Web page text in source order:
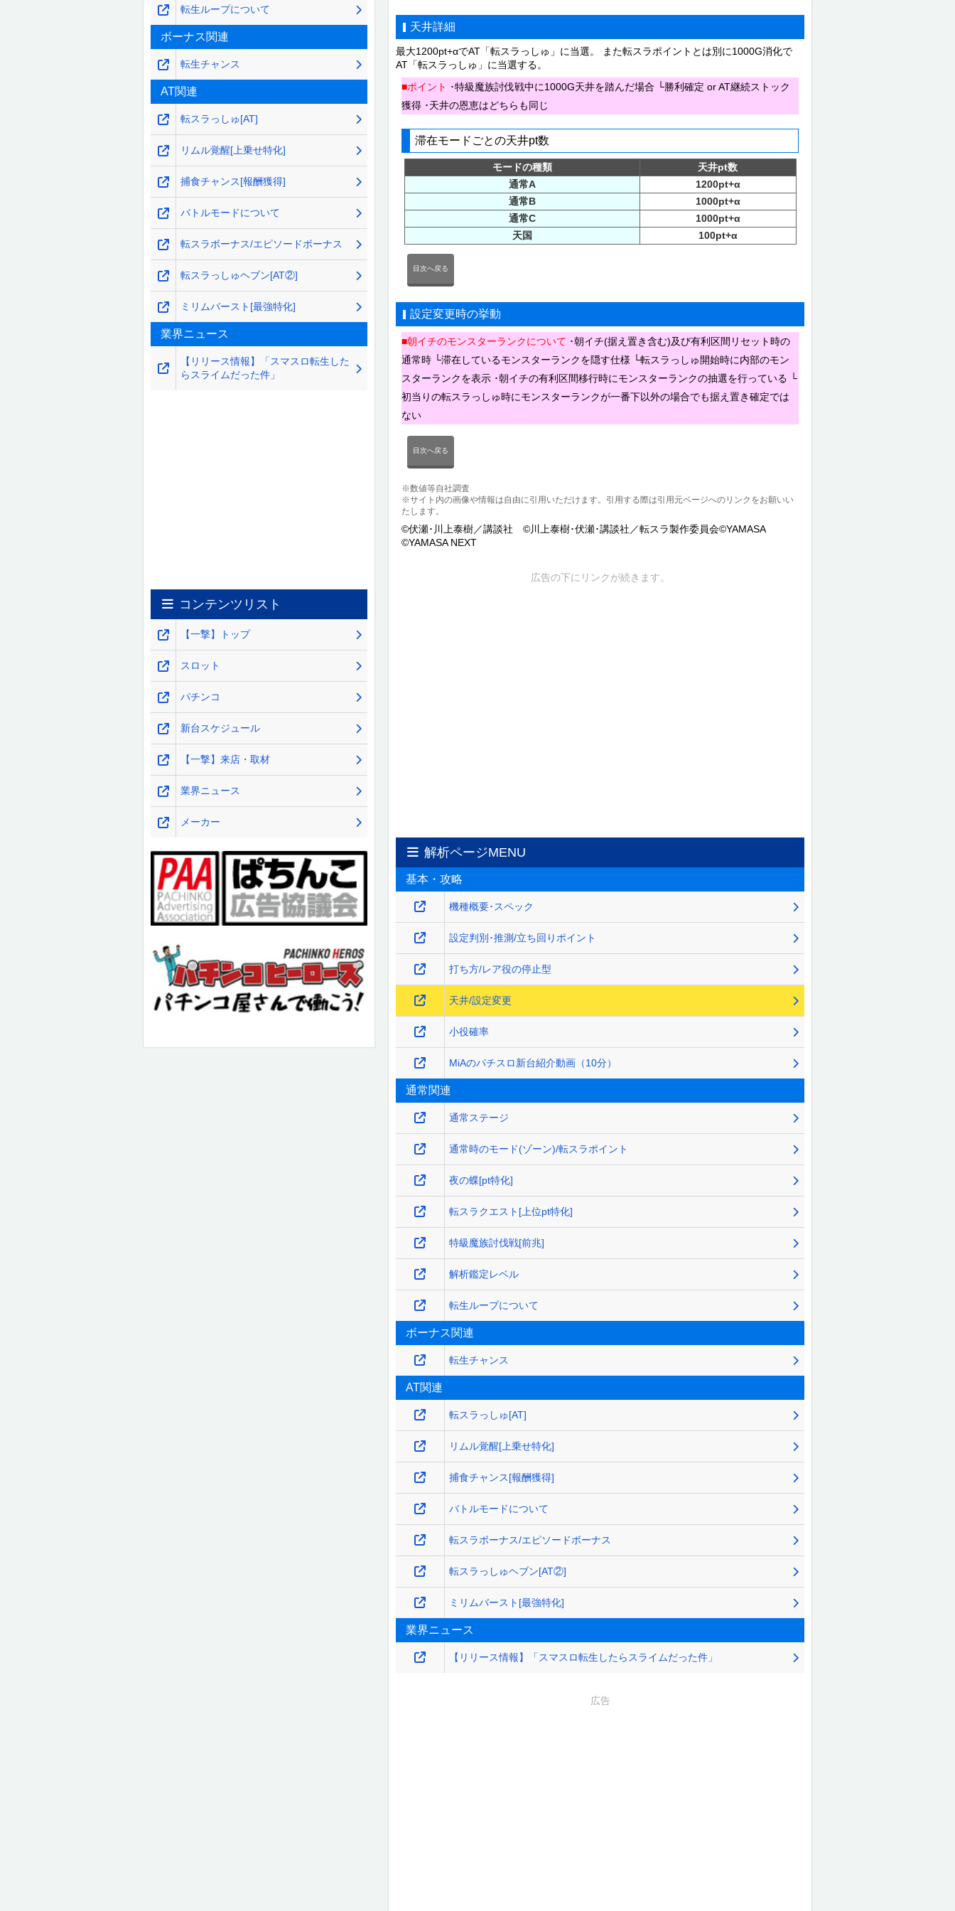
天井詳細
最大1200pt+αでAT「転スラっしゅ」に当選。 また転スラポイントとは別に1000G消化で
AT「転スラっしゅ」に当選する。
■ポイント ･特級魔族討伐戦中に1000G天井を踏んだ場合 └勝利確定 or AT継続ストック
獲得 ･天井の恩恵はどちらも同じ
滞在モードごとの天井pt数
モードの種類
天井pt数
通常A
1200pt+α
通常B
1000pt+α
通常C
1000pt+α
天国
100pt+α
目次へ戻る
設定変更時の挙動
■朝イチのモンスターランクについて ･朝イチ(据え置き含む)及び有利区間リセット時の
通常時 └滞在しているモンスターランクを隠す仕様 └転スラっしゅ開始時に内部のモン
スターランクを表示 ･朝イチの有利区間移行時にモンスターランクの抽選を行っている └
初当りの転スラっしゅ時にモンスターランクが一番下以外の場合でも据え置き確定では
ない
目次へ戻る
※数値等自社調査
※サイト内の画像や情報は自由に引用いただけます。引用する際は引用元ページへのリンクをお願いい
たします。
©伏瀬･川上泰樹／講談社 ©川上泰樹･伏瀬･講談社／転スラ製作委員会©YAMASA
©YAMASA NEXT
広告の下にリンクが続きます。
解析ページMENU
基本・攻略
機種概要･スペック
設定判別･推測/立ち回りポイント
打ち方/レア役の停止型
天井/設定変更
小役確率
MiAのパチスロ新台紹介動画（10分）
通常関連
通常ステージ
通常時のモード(ゾーン)/転スラポイント
夜の蝶[pt特化]
転スラクエスト[上位pt特化]
特級魔族討伐戦[前兆]
解析鑑定レベル
転生ループについて
ボーナス関連
転生チャンス
AT関連
転スラっしゅ[AT]
リムル覚醒[上乗せ特化]
捕食チャンス[報酬獲得]
バトルモードについて
転スラボーナス/エピソードボーナス
転スラっしゅヘブン[AT②]
ミリムバースト[最強特化]
業界ニュース
【リリース情報】「スマスロ転生したらスライムだった件」
広告
転生ループについて
ボーナス関連
転生チャンス
AT関連
転スラっしゅ[AT]
リムル覚醒[上乗せ特化]
捕食チャンス[報酬獲得]
バトルモードについて
転スラボーナス/エピソードボーナス
転スラっしゅヘブン[AT②]
ミリムバースト[最強特化]
業界ニュース
【リリース情報】「スマスロ転生した
らスライムだった件」
コンテンツリスト
【一撃】トップ
スロット
パチンコ
新台スケジュール
【一撃】来店・取材
業界ニュース
メーカー